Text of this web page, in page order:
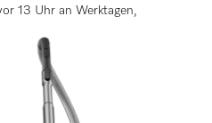
13 Uhr an Werktagen,